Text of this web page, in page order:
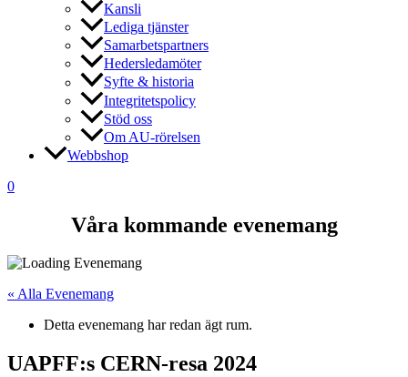
Kansli
Lediga tjänster
Samarbetspartners
Hedersledamöter
Syfte & historia
Integritetspolicy
Stöd oss
Om AU-rörelsen
Webbshop
0
Våra kommande evenemang
« Alla Evenemang
Detta evenemang har redan ägt rum.
UAPFF:s CERN-resa 2024